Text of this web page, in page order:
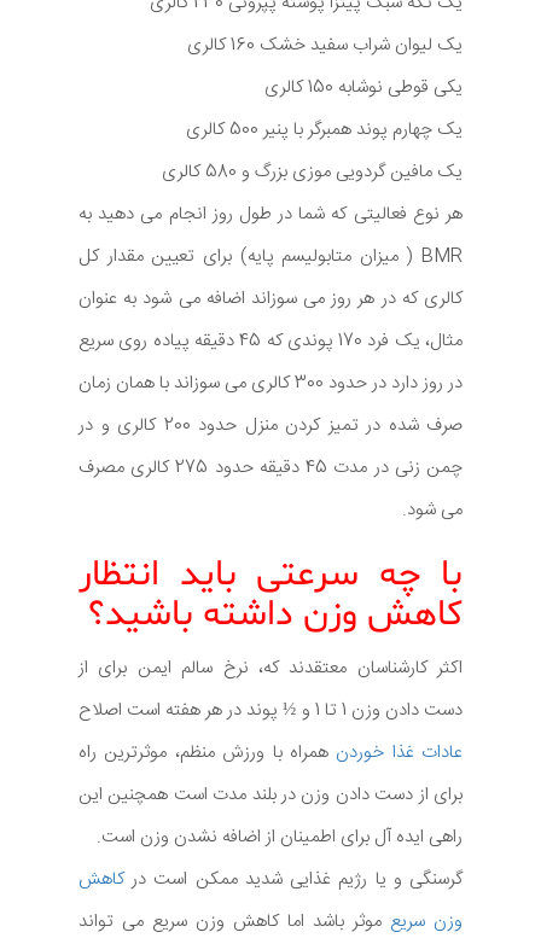
یک لیوان شراب سفید خشک 160 کالری
یکی قوطی نوشابه 150 کالری
یک چهارم پوند همبرگر با پنیر 500 کالری
یک مافین گردویی موزی بزرگ و 580 کالری
هر نوع فعالیتی که شما در طول روز انجام می دهید به
BMR ( میزان متابولیسم پایه) برای تعیین مقدار کل
کالری که در هر روز می سوزاند اضافه می شود به عنوان
مثال، یک فرد 170 پوندی که 45 دقیقه پیاده روی سریع
در روز دارد در حدود 300 کالری می سوزاند با همان زمان
صرف شده در تمیز کردن منزل حدود 200 کالری و در
چمن زنی در مدت 45 دقیقه حدود 275 کالری مصرف
می شود.
با چه سرعتی باید انتظار
کاهش وزن داشته باشید؟
اکثر کارشناسان معتقدند که، نرخ سالم ایمن برای از
دست دادن وزن 1 تا 1 و ½ پوند در هر هفته است اصلاح
عادات غذا خوردن همراه با ورزش منظم، موثرترین راه
برای از دست دادن وزن در بلند مدت است همچنین این
راهی ایده آل برای اطمینان از اضافه نشدن وزن است.
گرسنگی و یا رژیم غذایی شدید ممکن است درکاهش
وزن سریع موثر باشد اما کاهش وزن سریع می تواند